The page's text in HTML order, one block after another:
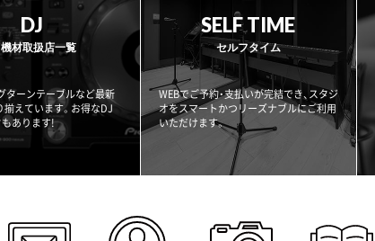
DJ
機材取扱店一覧
ターンテーブルなど最新
えています。お得なDJ
あります!
SELF TIME
セルフタイム
WEBでご予約・支払いが完結でき、スタジ
オをスマートかつリーズナブルにご利用
いただけます。